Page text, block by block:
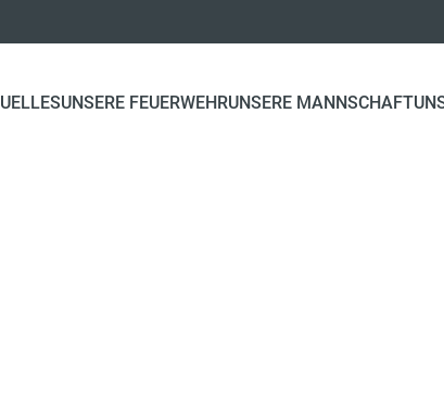
UNSERE FEUERWEHRUNSERE MANNSCHAFT